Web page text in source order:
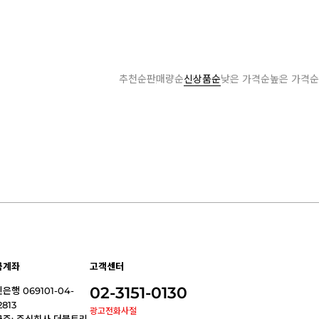
추천순판매량순신상품순낮은 가격순높은 가격순
계좌
은행 069101-04-
고객센터
02-3151-0130
광고전화사절